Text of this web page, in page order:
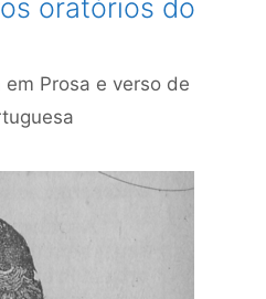
oratórios do
em Prosa e verso de